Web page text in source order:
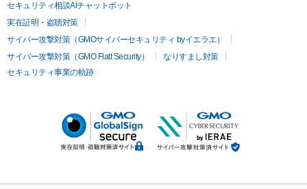
セキュリティ相談AIチャットボット
実在証明・盗聴対策
サイバー攻撃対策（GMOサイバーセキュリティ byイエラエ）
サイバー攻撃対策（GMO Flatt Security）
なりすまし対策
セキュリティ事業の軌跡